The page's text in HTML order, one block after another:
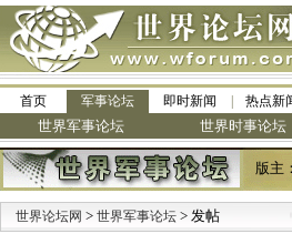
首页 军事论坛 即时新闻 热点新
世界军事论坛 世界时事论坛
版主：
世界论坛网 > 世界军事论坛 > 发帖